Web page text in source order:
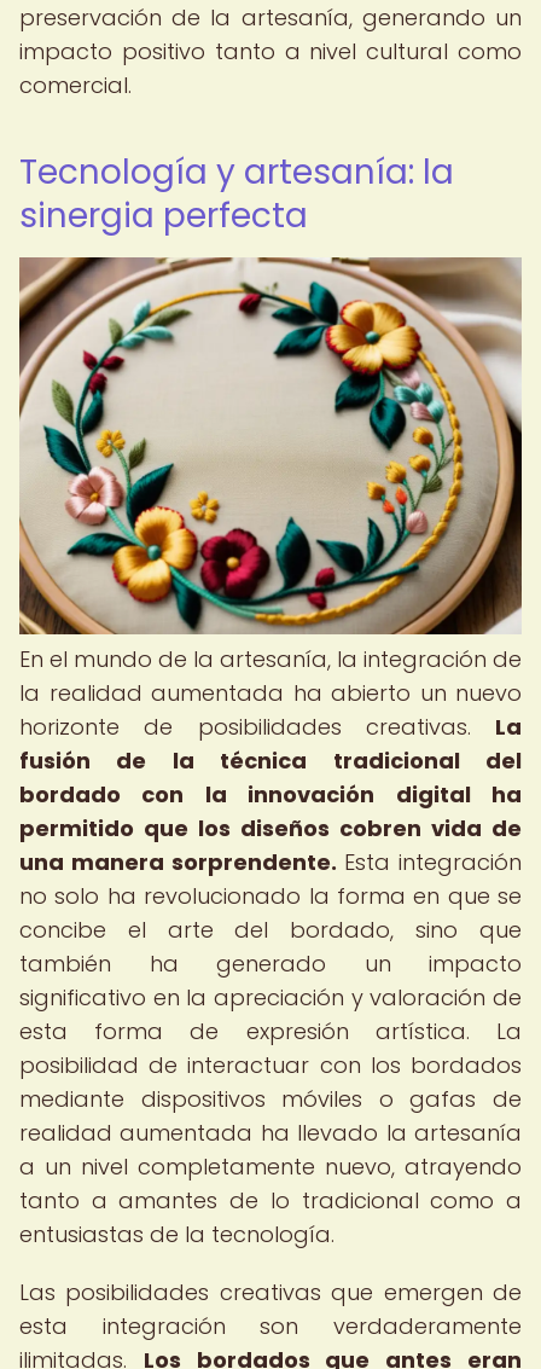
preservación de la artesanía, generando un
impacto positivo tanto a nivel cultural como
comercial.
Tecnología y artesanía: la
sinergia perfecta
En el mundo de la artesanía, la integración de
la realidad aumentada ha abierto un nuevo
horizonte de posibilidades creativas. La
fusión de la técnica tradicional del
bordado con la innovación digital ha
permitido que los diseños cobren vida de
una manera sorprendente. Esta integración
no solo ha revolucionado la forma en que se
concibe el arte del bordado, sino que
también ha generado un impacto
significativo en la apreciación y valoración de
esta forma de expresión artística. La
posibilidad de interactuar con los bordados
mediante dispositivos móviles o gafas de
realidad aumentada ha llevado la artesanía
a un nivel completamente nuevo, atrayendo
tanto a amantes de lo tradicional como a
entusiastas de la tecnología.
Las posibilidades creativas que emergen de
esta integración son verdaderamente
ilimitadas. Los bordados que antes eran